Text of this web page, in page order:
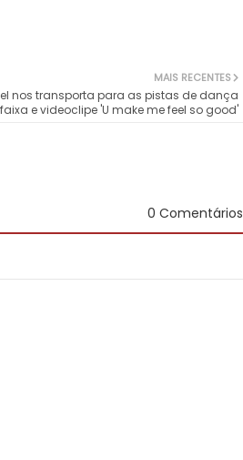
MAIS RECENTES
nos transporta para as pistas de dança
e videoclipe 'U make me feel so good'
0 Comentários